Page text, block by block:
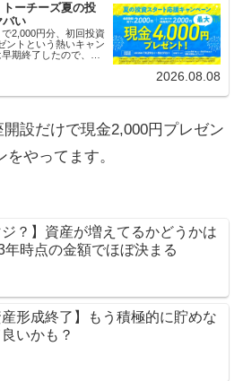
トーチーズ夏の投
バい
2,000円分、初回投資
ントという熱いキャン
期終了したので、使
2026.08.08
開設だけで現金2,000円プレゼン
をやってます。
ジ？】資産が増えてるかどうかは
年時点の金額でほぼ決まる
産形成終了】もう積極的に貯めな
良いかも？